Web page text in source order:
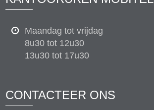
Maandag tot vrijdag
8u30 tot 12u30
13u30 tot 17u30
CONTACTEER ONS